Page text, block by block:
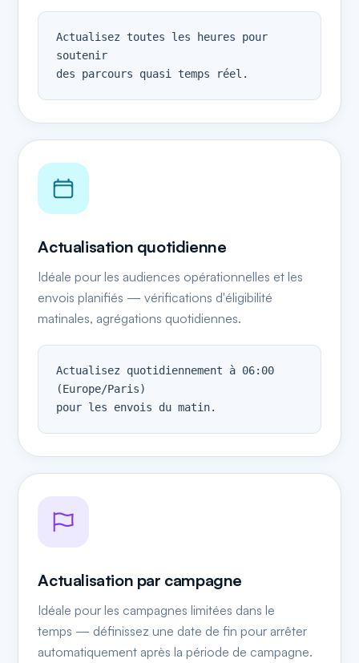
Actualisez toutes les heures pour
soutenir
des parcours quasi temps réel.
Actualisation quotidienne
Idéale pour les audiences opérationnelles et les
envois planifiés — vérifications d'éligibilité
matinales, agrégations quotidiennes.
Actualisez quotidiennement à 06:00
(Europe/Paris)
pour les envois du matin.
Actualisation par campagne
Idéale pour les campagnes limitées dans le
temps — définissez une date de fin pour arrêter
automatiquement après la période de campagne.